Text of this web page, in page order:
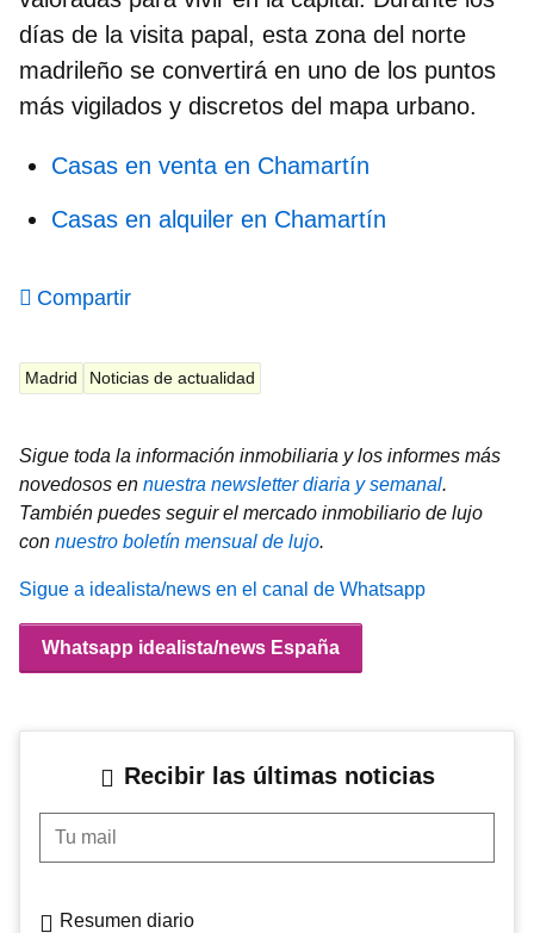
días de la visita papal, esta zona del norte
madrileño se convertirá en uno de los puntos
más vigilados y discretos del mapa urbano.
Casas en venta en Chamartín
Casas en alquiler en Chamartín
Compartir
Madrid Noticias de actualidad
Sigue toda la información inmobiliaria y los informes más
novedosos en nuestra newsletter diaria y semanal.
También puedes seguir el mercado inmobiliario de lujo
con nuestro boletín mensual de lujo.
Sigue a idealista/news en el canal de Whatsapp
Whatsapp idealista/news España
Recibir las últimas noticias
Tu mail
Resumen diario